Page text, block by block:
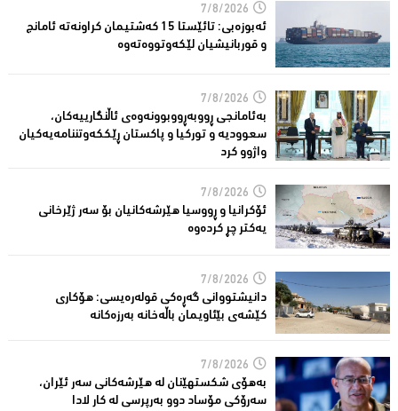
7/8/2026
ئەبوزەبی: تائێستا 15 كەشتیمان كراونەتە ئامانج
و قوربانیشیان لێكەوتووەتەوە
7/8/2026
بەئامانجی ڕووبەڕووبوونەوەی ئاڵنگارییەكان،
سعوودیە و توركیا و پاكستان ڕێككەوتننامەیەکیان
واژوو كرد
7/8/2026
ئۆكرانیا و ڕووسیا هێرشەكانیان بۆ سەر ژێرخانی
یەكتر چڕ كردەوە
7/8/2026
دانیشتووانى گەڕەكی قولەرەیسی: هۆکارى
کێشەى بێئاویمان باڵەخانە بەرزەكانە
7/8/2026
بەهۆى شکستهێنان لە هێرشەکانى سەر ئێران،
سەرۆكی مۆساد دوو بەرپرسی لە كار لادا